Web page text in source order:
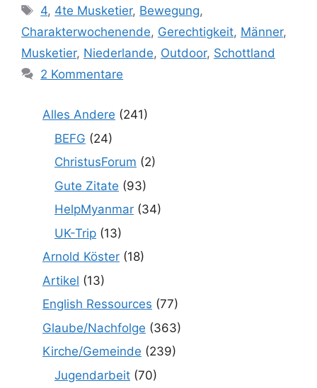
Schlagwörter
4, 4te Musketier, Bewegung,
Charakterwochenende, Gerechtigkeit, Männer,
Musketier, Niederlande, Outdoor, Schottland
2 Kommentare
Alles Andere (241)
BEFG (24)
ChristusForum (2)
Gute Zitate (93)
HelpMyanmar (34)
UK-Trip (13)
Arnold Köster (18)
Artikel (13)
English Ressources (77)
Glaube/Nachfolge (363)
Kirche/Gemeinde (239)
Jugendarbeit (70)